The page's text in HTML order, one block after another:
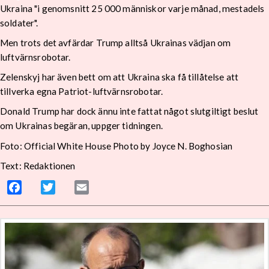
Ukraina "i genomsnitt 25 000 människor varje månad, mestadels
soldater".
Men trots det avfärdar Trump alltså Ukrainas vädjan om
luftvärnsrobotar.
Zelenskyj har även bett om att Ukraina ska få tillåtelse att
tillverka egna Patriot-luftvärnsrobotar.
Donald Trump har dock ännu inte fattat något slutgiltigt beslut
om Ukrainas begäran, uppger tidningen.
Foto: Official White House Photo by Joyce N. Boghosian
Text: Redaktionen
Facebook Twitter